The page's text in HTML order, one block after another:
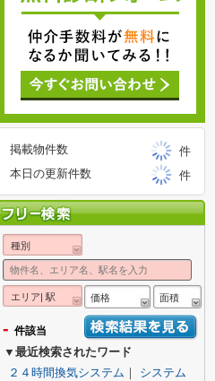
掲載物件数
件
本日の更新件数
件
種別
エリア| 駅 価格 面積
- 件該当
▼最近検索されたワード
２４時間換気システム ｜ システム